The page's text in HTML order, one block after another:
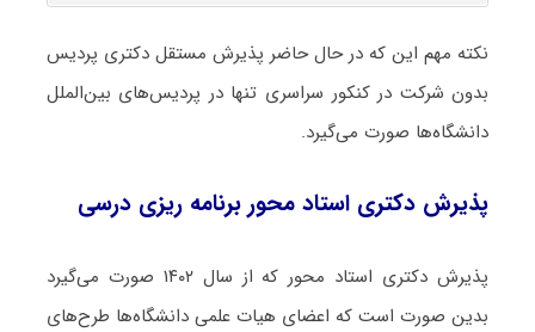
نکته مهم این که در حال حاضر پذیرش مستقل دکتری پردیس
بدون شرکت در کنکور سراسری تنها در پردیس‌های بین‌الملل
دانشگاه‌ها صورت می‌گیرد.
پذیرش دکتری استاد محور برنامه ‌ریزی درسی
پذیرش دکتری استاد محور که از سال ۱۴۰۲ صورت می‌گیرد
بدین صورت است که اعضای هیات علمی دانشگاه‌ها طرح‌های